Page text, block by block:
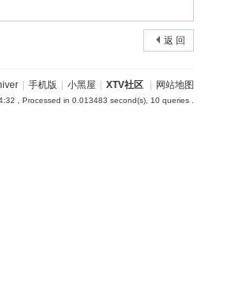
返 回
手机版 小黑屋 XTV社区 网站地图
, Processed in 0.013483 second(s), 10 queries .